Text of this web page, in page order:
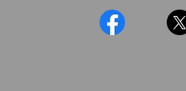
UIターン開業特集